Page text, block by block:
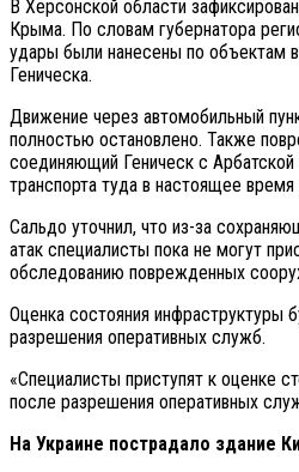
В Херсонской области
Крыма. По словам губернатора
удары были нанесены по объектам
Геническа.
Движение через автомобильный
полностью остановлено. Также
соединяющий Геническ с
транспорта туда в настоящее время
Сальдо уточнил, что из-за
атак специалисты пока не могут
обследованию поврежденных
Оценка состояния инфраструктуры
разрешения оперативных служб.
«Специалисты приступят к оценке
после разрешения оперативных
На Украине пострадало здание